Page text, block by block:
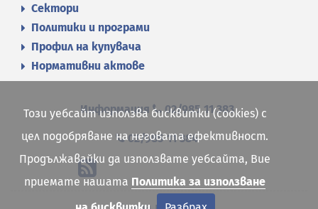
Сектори
Политики и програми
Профил на купувача
Нормативни актове
Информация 02/985 11 383
02/985 11 384
Този уебсайт използва бисквитки (cookies) с
цел подобряване на неговата ефективност.
Продължавайки да използвате уебсайта, Вие
приемате нашата Политика за използване